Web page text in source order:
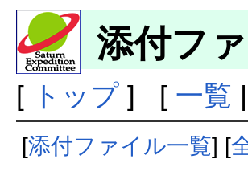
添付フ
[ トップ] [ 一覧 |
[添付ファイル一覧] [